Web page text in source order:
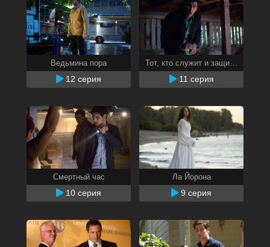
Ведьмина пора
12 серия 11 серия
Смертный час
10 серия
Ла Йорона
9 серия